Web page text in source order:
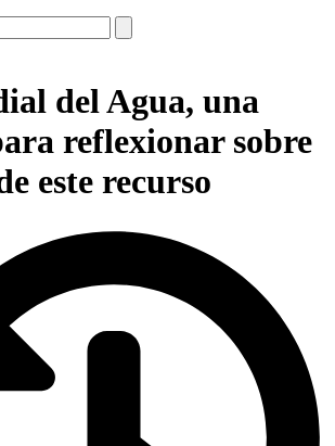
del Agua, una
reflexionar sobre
este recurso